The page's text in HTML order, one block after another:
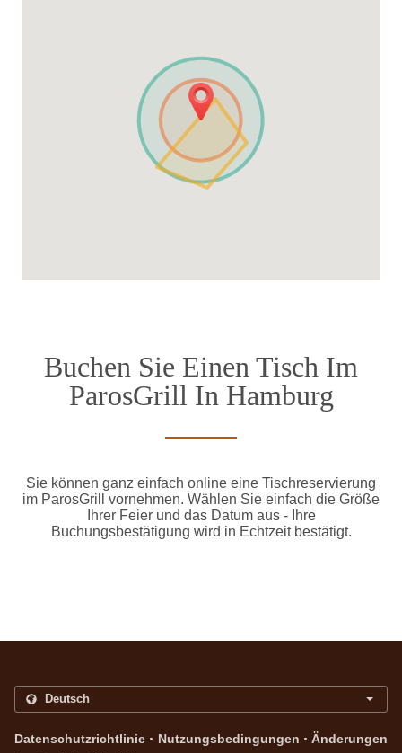
Buchen Sie Einen Tisch Im
ParosGrill In Hamburg
Sie können ganz einfach online eine Tischreservierung
im ParosGrill vornehmen. Wählen Sie einfach die Größe
Ihrer Feier und das Datum aus - Ihre
Buchungsbestätigung wird in Echtzeit bestätigt.
Datenschutzrichtlinie . Nutzungsbedingungen . Änderungen